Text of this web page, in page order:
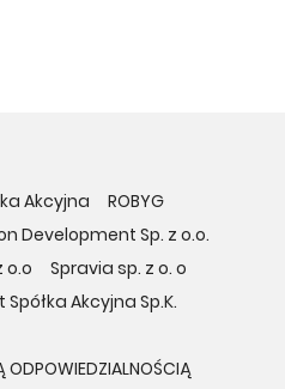
Akcyjna
ROBYG
Development Sp. z o.o.
o.o
Spravia sp. z o. o
Akcyjna Sp.K.
ODPOWIEDZIALNOŚCIĄ